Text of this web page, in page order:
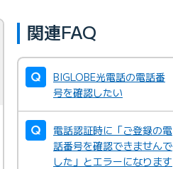
関連FAQ
BIGLOBE光電話の電話番
号を確認したい
電話認証時に「ご登録の電
話番号を確認できませんで
した」とエラーになります